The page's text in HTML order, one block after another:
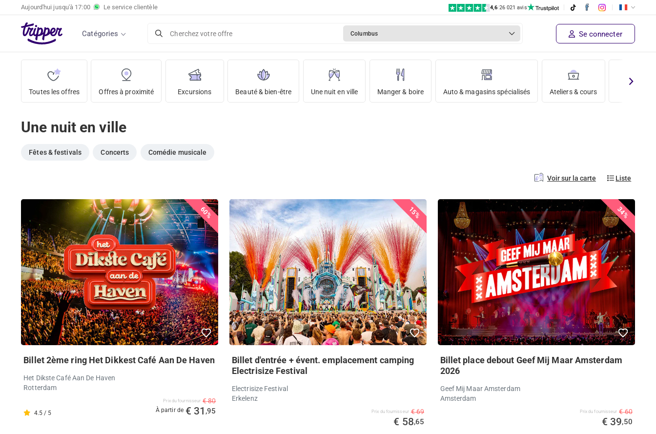
Aujourd'hui jusqu'à 17:00 Le service clientèle 4,6|26 021 avis
Catégories Cherchez votre offre Columbus Se connecter
Toutes les offres Offres à proximité Excursions Beauté & bien-être Une nuit en ville Manger & boire Auto & magasins spécialisés Ateliers & cours
Une nuit en ville
Fêtes & festivals Concerts Comédie musicale
Voir sur la carte Liste
60%
Billet 2ème ring Het Dikkest Café Aan De Haven
Het Dikste Café Aan De Haven
Rotterdam
4.5 / 5
Prix ​​du fournisseur € 80
À partir de € 31,95
15%
Billet d'entrée + évent. emplacement camping
Electrisize Festival
Electrisize Festival
Erkelenz
Prix ​​du fournisseur € 69
€ 58,65
34%
Billet place debout Geef Mij Maar Amsterdam
2026
Geef Mij Maar Amsterdam
Amsterdam
Prix ​​du fournisseur € 60
€ 39,50